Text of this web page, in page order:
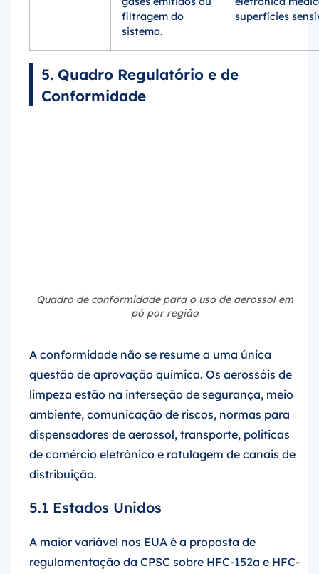
filtragem do
sistema.
superfícies
5. Quadro Regulatório e de
Conformidade
pó por região
limpeza estão na interseção de segurança, meio
ambiente, comunicação de riscos, normas para
dispensadores de aerossol, transporte, políticas
de comércio eletrônico e rotulagem de canais de
5.1 Estados Unidos
regulamentação da CPSC sobre HFC-152a e HFC-